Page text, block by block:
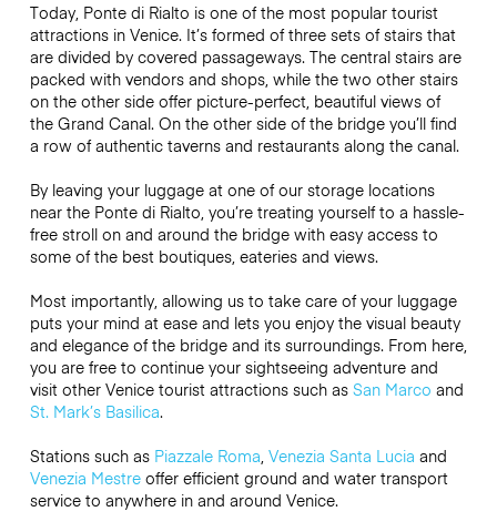
Today, Ponte di Rialto is one of the most popular tourist
attractions in Venice. It’s formed of three sets of stairs that
are divided by covered passageways. The central stairs are
packed with vendors and shops, while the two other stairs
on the other side offer picture-perfect, beautiful views of
the Grand Canal. On the other side of the bridge you’ll find
a row of authentic taverns and restaurants along the canal.
By leaving your luggage at one of our storage locations
near the Ponte di Rialto, you’re treating yourself to a hassle-
free stroll on and around the bridge with easy access to
some of the best boutiques, eateries and views.
Most importantly, allowing us to take care of your luggage
puts your mind at ease and lets you enjoy the visual beauty
and elegance of the bridge and its surroundings. From here,
you are free to continue your sightseeing adventure and
visit other Venice tourist attractions such as San Marco and
St. Mark’s Basilica.
Stations such as Piazzale Roma, Venezia Santa Lucia and
Venezia Mestreoffer efficient ground and water transport
service to anywhere in and around Venice.